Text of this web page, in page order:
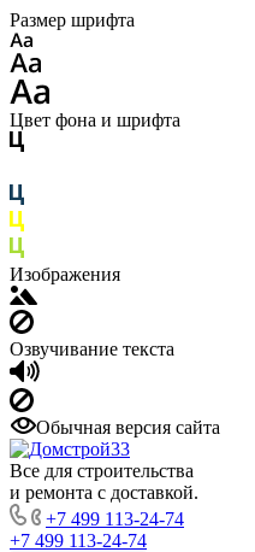
Размер шрифта
Цвет фона и шрифта
Изображения
Озвучивание текста
Обычная версия сайта
Все для строительства
и ремонта с доставкой.
+7 499 113-24-74
+7 499 113-24-74